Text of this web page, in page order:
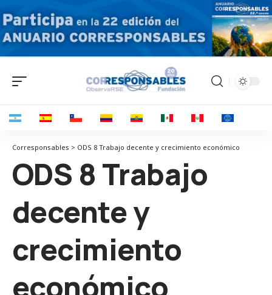
Corresponsables > ODS 8 Trabajo decente y crecimiento económico
ODS 8 Trabajo
decente y
crecimiento
económico